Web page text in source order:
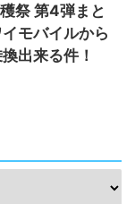
祭 第4弾まと
モバイルから
出来る件！